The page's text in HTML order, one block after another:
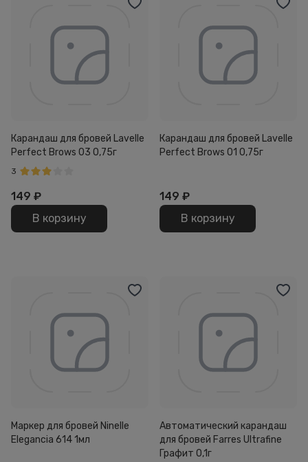
Карандаш для бровей Lavelle
Perfect Brows 03 0,75г
3
149 ₽
В корзину
Карандаш для бровей Lavelle
Perfect Brows 01 0,75г
149 ₽
В корзину
Маркер для бровей Ninelle
Elegancia 614 1мл
Автоматический карандаш
для бровей Farres Ultrafine
Графит 0,1г